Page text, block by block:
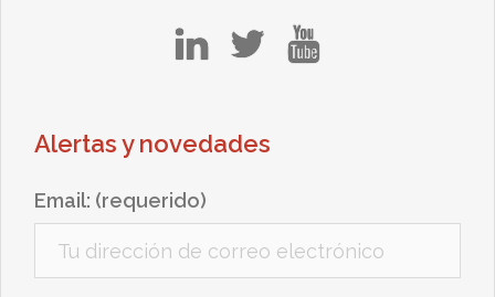
Alertas y novedades
Email: (requerido)